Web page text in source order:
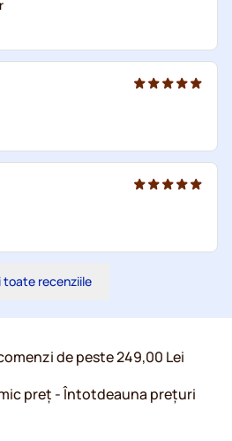
toate recenziile
de peste 249,00 Lei
preț - Întotdeauna prețuri